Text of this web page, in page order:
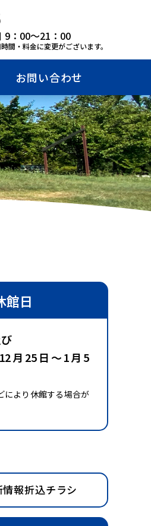
9：00〜21：00
間・料金に変更がございます。
お問い合わせ
館日
月25日～1月5
より休館する場合が
情報折込チラシ